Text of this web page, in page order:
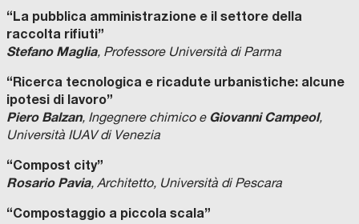
“La pubblica amministrazione e il settore della
raccolta rifiuti”
Stefano Maglia, Professore Università di Parma
“Ricerca tecnologica e ricadute urbanistiche: alcune
ipotesi di lavoro”
Piero Balzan, Ingegnere chimico e Giovanni Campeol,
Università IUAV di Venezia
“Compost city”
Rosario Pavia, Architetto, Università di Pescara
“Compostaggio a piccola scala”